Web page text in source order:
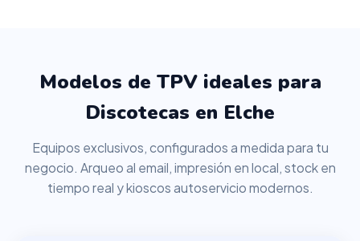
Modelos de TPV ideales para
Discotecas en Elche
Equipos exclusivos, configurados a medida para tu
negocio. Arqueo al email, impresión en local, stock en
tiempo real y kioscos autoservicio modernos.